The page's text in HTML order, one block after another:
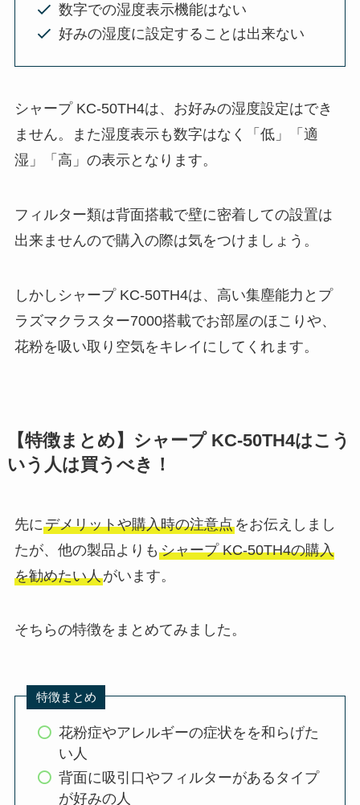
数字での湿度表示機能はない
好みの湿度に設定することは出来ない
シャープ KC-50TH4は、お好みの湿度設定はでき
ません。また湿度表示も数字はなく「低」「適
湿」「高」の表示となります。
フィルター類は背面搭載で壁に密着しての設置は
出来ませんので購入の際は気をつけましょう。
しかしシャープ KC-50TH4は、高い集塵能力とプ
ラズマクラスター7000搭載でお部屋のほこりや、
花粉を吸い取り空気をキレイにしてくれます。
【特徴まとめ】シャープ KC-50TH4はこう
いう人は買うべき！
先にデメリットや購入時の注意点をお伝えしまし
たが、他の製品よりも シャープ KC-50TH4の購入
を勧めたい人がいます。
そちらの特徴をまとめてみました。
特徴まとめ
花粉症やアレルギーの症状をを和らげた
い人
背面に吸引口やフィルターがあるタイプ
が好みの人